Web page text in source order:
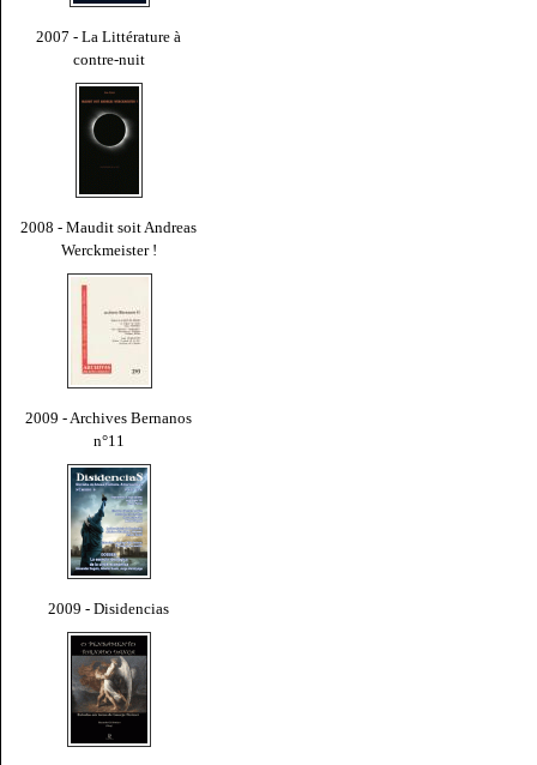
2007 - La Littérature à
contre-nuit
2008 - Maudit soit Andreas
Werckmeister !
2009 - Archives Bernanos
n°11
2009 - Disidencias